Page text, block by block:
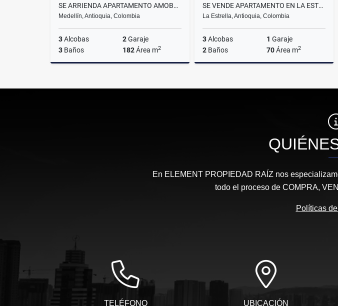
SE ARRIENDA APARTAMENTO AMOBLADO EN EL POBLADO, SECTOR MILLA DE ORO
Medellín, Antioquia, Colombia
3Alcobas 2Garaje
3 Baños 182Área m2
$12.000.000
SE VENDE APARTAMENTO EN LA ESTRELLA, SECTOR LA FERRERIA.
La Estrella, Antioquia, Colombia
3Alcobas 1 Garaje
2 Baños 70Área m2
$490.000.000
En ELEMENT PROPIEDAD RAÍZ nos
todo el proceso de COMPRA,
Políticas
TELÉFONO UBICACIÓN